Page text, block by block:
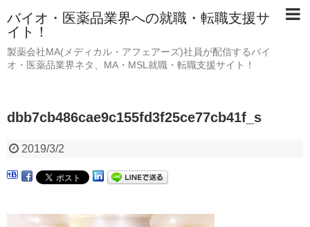
バイオ・医薬品業界への就職・転職支援サ
イト！
製薬会社MA(メディカル・アフェアーズ)社員が配信するバイ
オ・医薬品業界ネタ、MA・MSL就職・転職支援サイト！
dbb7cb486cae9c155fd3f25ce77cb41f_s
2019/3/2